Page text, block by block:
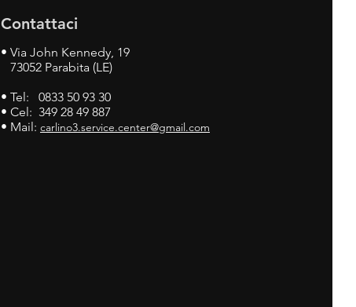
Contattaci
• Via John Kennedy, 19
73052 Parabita (LE)
• Tel: 0833 50 93 30
• Cel: 349 28 49 887
• Mail: carlino3.service.center@gmail.com